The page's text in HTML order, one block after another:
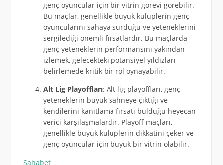
genç oyuncular için bir vitrin görevi görebilir.
Bu maçlar, genellikle büyük kulüplerin genç
oyuncularını sahaya sürdüğü ve yeteneklerini
sergilediği önemli fırsatlardır. Bu maçlarda
genç yeteneklerin performansını yakından
izlemek, gelecekteki potansiyel yıldızları
belirlemede kritik bir rol oynayabilir.
Alt Lig Playoffları: Alt lig playoffları, genç
yeteneklerin büyük sahneye çıktığı ve
kendilerini kanıtlama fırsatı bulduğu heyecan
verici karşılaşmalardır. Playoff maçları,
genellikle büyük kulüplerin dikkatini çeker ve
genç oyuncular için büyük bir vitrin olabilir.
Sahabet